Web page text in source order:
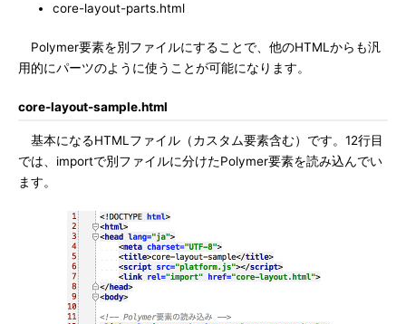
core-layout-parts.html
Polymer要素を別ファイルにすることで、他のHTMLからも汎
用的にパーツのように使うことが可能になります。
core-layout-sample.html
基本になるHTMLファイル（カスタム要素含む）です。12行目
では、importで別ファイルに分けたPolymer要素を読み込んでい
ます。